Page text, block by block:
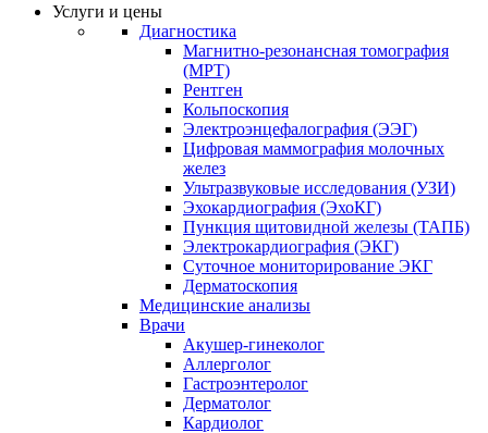
Услуги и цены
Диагностика
Магнитно-резонансная томография
(МРТ)
Рентген
Кольпоскопия
Электроэнцефалография (ЭЭГ)
Цифровая маммография молочных
желез
Ультразвуковые исследования (УЗИ)
Эхокардиография (ЭхоКГ)
Пункция щитовидной железы (ТАПБ)
Электрокардиография (ЭКГ)
Суточное мониторирование ЭКГ
Дерматоскопия
Медицинские анализы
Врачи
Акушер-гинеколог
Аллерголог
Гастроэнтеролог
Дерматолог
Кардиолог